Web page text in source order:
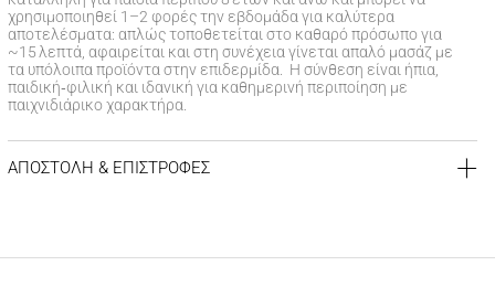
χρησιμοποιηθεί 1–2 φορές την εβδομάδα για καλύτερα
αποτελέσματα: απλώς τοποθετείται στο καθαρό πρόσωπο για
~15 λεπτά, αφαιρείται και στη συνέχεια γίνεται απαλό μασάζ με
τα υπόλοιπα προϊόντα στην επιδερμίδα. Η σύνθεση είναι ήπια,
παιδική‑φιλική και ιδανική για καθημερινή περιποίηση με
παιχνιδιάρικο χαρακτήρα.
ΑΠΟΣΤΟΛΗ & ΕΠΙΣΤΡΟΦΕΣ
Έξοδα αποστολής3,99 €για αγορές κάτω των 39€